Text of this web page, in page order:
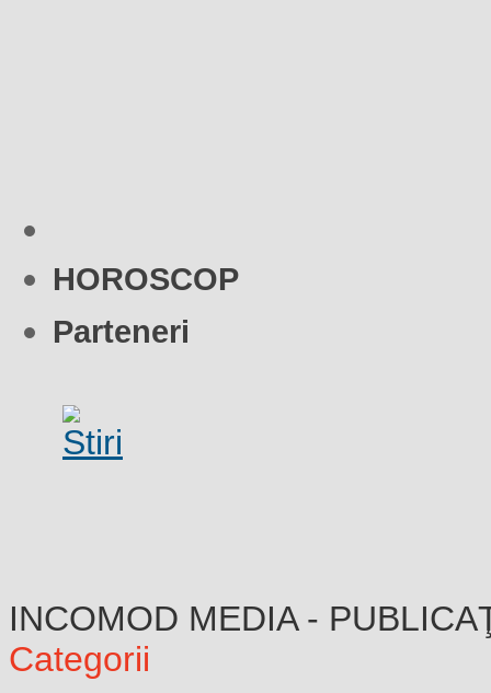
HOROSCOP
Parteneri
INCOMOD MEDIA -
Categorii